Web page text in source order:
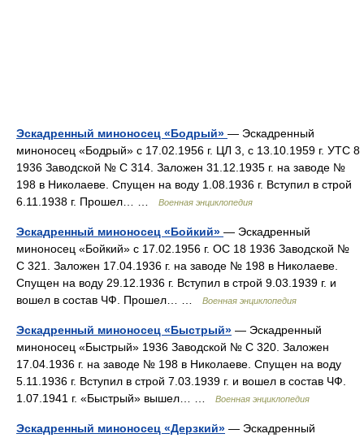
Эскадренный миноносец «Бодрый» — Эскадренный
миноносец «Бодрый» с 17.02.1956 г. ЦЛ 3, с 13.10.1959 г. УТС 8
1936 Заводской № C 314. Заложен 31.12.1935 г. на заводе №
198 в Николаеве. Спущен на воду 1.08.1936 г. Вступил в строй
6.11.1938 г. Прошел… …
Военная энциклопедия
Эскадренный миноносец «Бойкий» — Эскадренный
миноносец «Бойкий» с 17.02.1956 г. ОС 18 1936 Заводской №
С 321. Заложен 17.04.1936 г. на заводе № 198 в Николаеве.
Спущен на воду 29.12.1936 г. Вступил в строй 9.03.1939 г. и
вошел в состав ЧФ. Прошел… …
Военная энциклопедия
Эскадренный миноносец «Быстрый» — Эскадренный
миноносец «Быстрый» 1936 Заводской № С 320. Заложен
17.04.1936 г. на заводе № 198 в Николаеве. Спущен на воду
5.11.1936 г. Вступил в строй 7.03.1939 г. и вошел в состав ЧФ.
1.07.1941 г. «Быстрый» вышел… …
Военная энциклопедия
Эскадренный миноносец «Дерзкий» — Эскадренный